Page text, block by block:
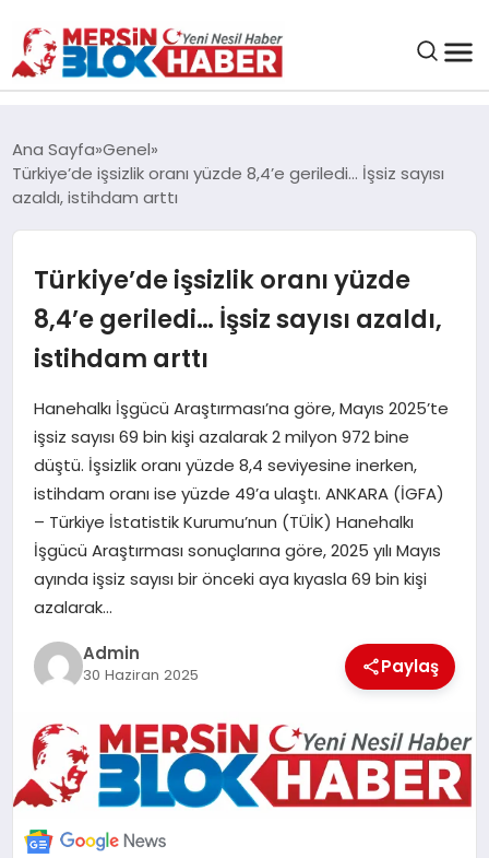
SAĞLIK
EĞITIM
SANAT
POLITIKA
YAŞAM
SPOR
KÜNYE
Ana Sayfa Genel
Türkiye’de işsizlik oranı yüzde 8,4’e geriledi… İşsiz sayısı
azaldı, istihdam arttı
Türkiye’de işsizlik oranı yüzde
8,4’e geriledi… İşsiz sayısı azaldı,
istihdam arttı
Hanehalkı İşgücü Araştırması’na göre, Mayıs 2025’te
işsiz sayısı 69 bin kişi azalarak 2 milyon 972 bine
düştü. İşsizlik oranı yüzde 8,4 seviyesine inerken,
istihdam oranı ise yüzde 49’a ulaştı. ANKARA (İGFA)
– Türkiye İstatistik Kurumu’nun (TÜİK) Hanehalkı
İşgücü Araştırması sonuçlarına göre, 2025 yılı Mayıs
ayında işsiz sayısı bir önceki aya kıyasla 69 bin kişi
azalarak…
Admin
30 Haziran 2025 Paylaş